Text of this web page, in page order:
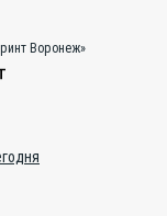
Воронеж»